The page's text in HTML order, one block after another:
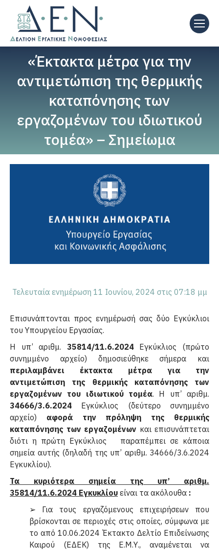
«Έκτακτα μέτρα για την
αντιμετώπιση της θερμικής
καταπόνησης των
εργαζομένων του ιδιωτικού
τομέα» – Σημείωμα
Τελευταία ενημέρωση 11 Ιουνίου, 2024 στις 07:18 μμ
Επισυνάπτονται προς ενημέρωσή σας δύο Εγκύκλιοι
του Υπουργείου Εργασίας.
Η υπ’ αριθμ. 35814/11.6.2024Εγκύκλιος (πρώτο
συνημμένο αρχείο) δημοσιεύθηκε σήμερα και
περιλαμβάνει έκτακτα μέτρα για την
αντιμετώπιση της θερμικής καταπόνησης των
εργαζομένων του ιδιωτικού τομέα. Η υπ’ αριθμ.
34666/3.6.2024 Εγκύκλιος (δεύτερο συνημμένο
αρχείο) αφορά την πρόληψη της θερμικής
καταπόνησης των εργαζομένων και επισυνάπτεται
διότι η πρώτη Εγκύκλιος παραπέμπει σε κάποια
σημεία αυτής (δηλαδή της υπ’ αριθμ. 34666/3.6.2024
Εγκυκλίου).
Τα κυριότερα σημεία της υπ’ αριθμ.
35814/11.6.2024 Εγκυκλίου είναι τα ακόλουθα :
➢ Για τους εργαζόμενους επιχειρήσεων που
βρίσκονται σε περιοχές στις οποίες, σύμφωνα με
το από 10.06.2024 Έκτακτο Δελτίο Επιδείνωσης
Καιρού (ΕΔΕΚ) της Ε.Μ.Υ., αναμένεται να